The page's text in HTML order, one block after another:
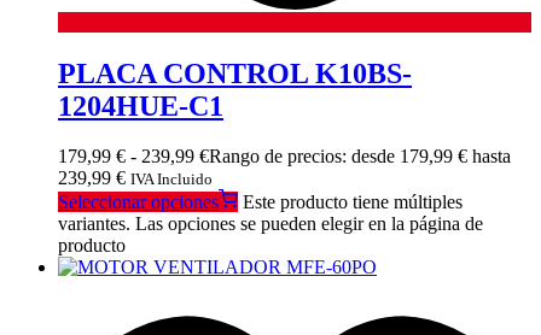
PLACA CONTROL K10BS-
1204HUE-C1
179,99 € - 239,99 €Rango de precios: desde 179,99 € hasta
239,99 € IVA Incluido
Seleccionar opciones
Este producto tiene múltiples
variantes. Las opciones se pueden elegir en la página de
producto